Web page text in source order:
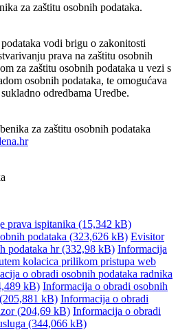
za zaštitu osobnih podataka.
vodi brigu o zakonitosti
prava na zaštitu osobnih
za zaštitu osobnih podataka u vezi s
osobnih podataka, te omogućava
odredbama Uredbe.
za zaštitu osobnih podataka
prava ispitanika (15,342 kB)
podataka (323,626 kB) Evisitor
podataka hr (332,98 kB) Informacija
kolacica prilikom pristupa web
o obradi osobnih podataka radnika
kB) Informacija o obradi osobnih
kB) Informacija o obradi
(204,69 kB) Informacija o obradi
(344,066 kB)